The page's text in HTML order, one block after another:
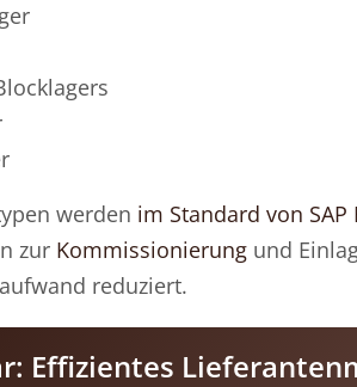
werden im Standard von SAP
zur Kommissionierung und
reduziert.
Effizientes
Sie uns!
logistik.de